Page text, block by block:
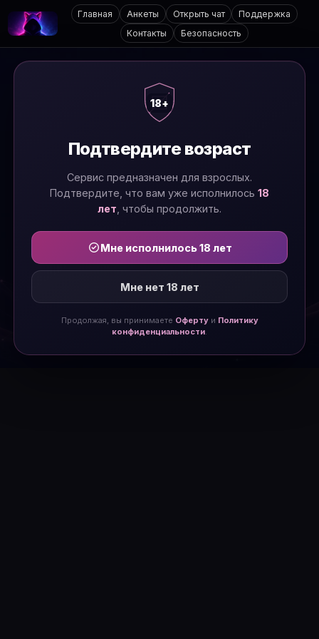
Главная Анкеты Открыть чат
Поддержка
Контакты
Безопасность
18+
Подтвердите возраст
Сервис предназначен для взрослых.
Подтвердите, что вам уже исполнилось 18
лет , чтобы продолжить.
Мне исполнилось 18 лет
Мне нет 18 лет
Продолжая, вы принимаете Офертуи Политику
конфиденциальности.